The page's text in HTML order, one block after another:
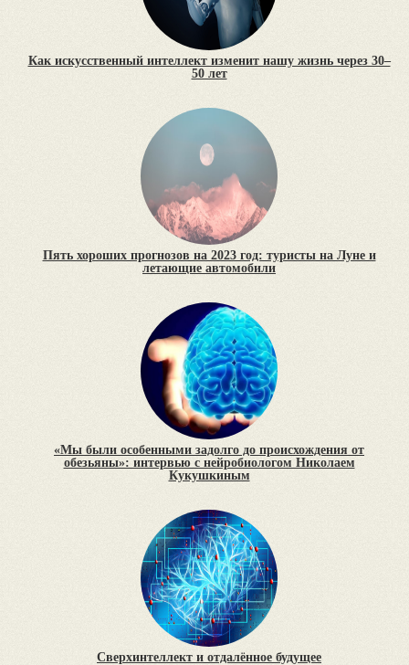
Как искусственный интеллект изменит нашу жизнь через 30–
50 лет
Пять хороших прогнозов на 2023 год: туристы на Луне и
летающие автомобили
«Мы были особенными задолго до происхождения от
обезьяны»: интервью с нейробиологом Николаем
Кукушкиным
Сверхинтеллект и отдалённое будущее